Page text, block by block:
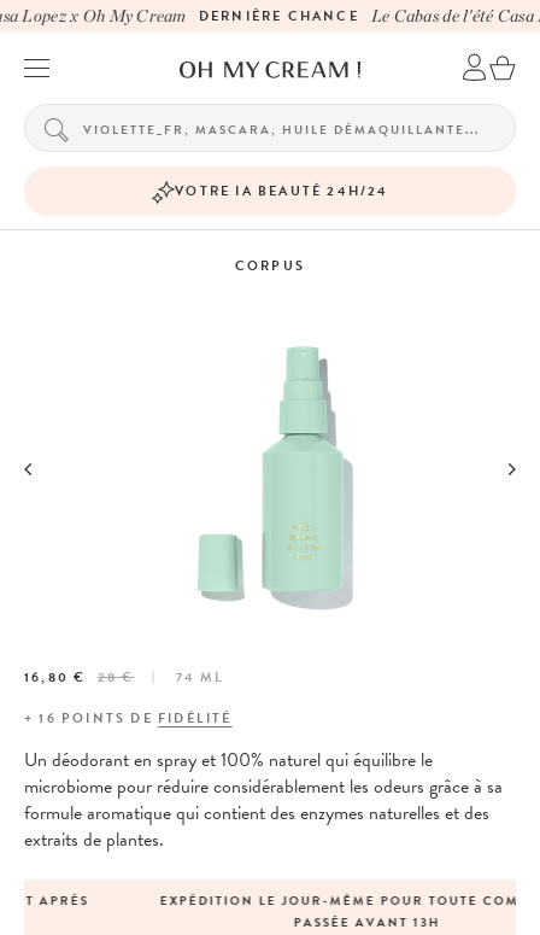
Lopez x Oh My Cream DERNIÈRE CHANCE Le Cabas de l'été Casa
VOTRE IA BEAUTÉ 24H/24
CORPUS
16,80 € 28 €
74 ML
+16 POINTS DE FIDÉLITÉ
Un déodorant en spray et 100% naturel qui équilibre le
microbiome pour réduire considérablement les odeurs grâce à sa
formule aromatique qui contient des enzymes naturelles et des
extraits de plantes.
EXPÉDITION LE JOUR-MÊME POUR TOUTE COMMANDE
PASSÉE AVANT 13H